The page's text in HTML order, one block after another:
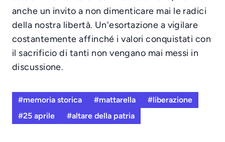
anche un invito a non dimenticare mai le radici
della nostra libertà. Un'esortazione a vigilare
costantemente affinché i valori conquistati con
il sacrificio di tanti non vengano mai messi in
discussione.
#memoria storica #mattarella
#liberazione
#25 aprile
#altare della patria